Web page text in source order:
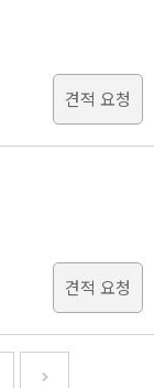
견적 요청
견적 요청